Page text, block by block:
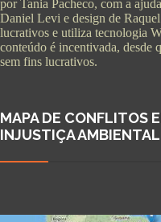
por Tania Pacheco, com a
Daniel Levi e design de
lucrativos e utiliza tecnologia
conteúdo é incentivada, desde
sem fins lucrativos.
MAPA DE CONFLITOS
INJUSTIÇA AMBIENTAL